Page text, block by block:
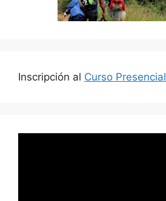
Inscripción al Curso Presencial